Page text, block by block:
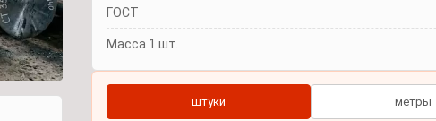
ГОСТ
Масса 1 шт.
штуки метры